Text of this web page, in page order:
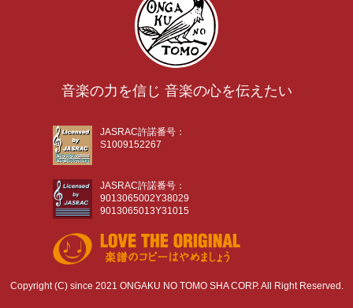
音楽の力を信じ 音楽の心を伝えたい
JASRAC許諾番号：
S1009152267
JASRAC許諾番号：
9013065002Y38029
9013065013Y31015
Copyright (C) since 2021 ONGAKU NO TOMO SHA CORP. All Right Reserved.